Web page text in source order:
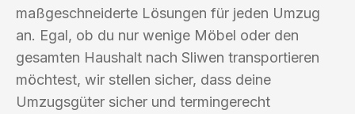
maßgeschneiderte Lösungen für jeden Umzug
an. Egal, ob du nur wenige Möbel oder den
gesamten Haushalt nach Sliwen transportieren
möchtest, wir stellen sicher, dass deine
Umzugsgüter sicher und termingerecht